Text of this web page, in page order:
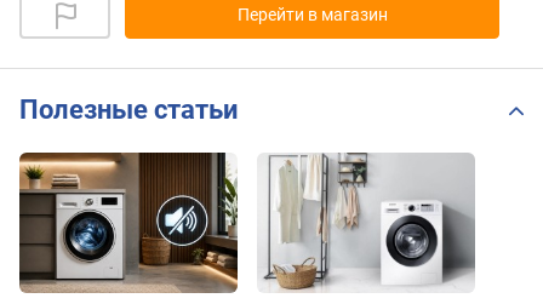
Перейти в магазин
Полезные статьи